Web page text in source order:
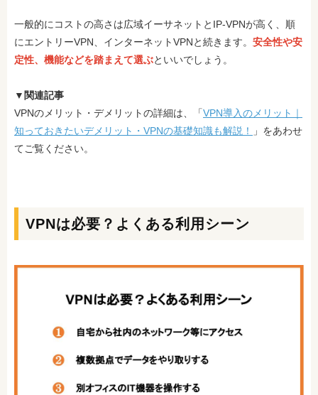
一般的にコストの高さは広域イーサネットとIP-VPNが高く、順
にエントリーVPN、インターネットVPNと続きます。 安全性や安
定性、機能などを踏まえて選ぶといいでしょう。
▼関連記事
VPNのメリット・デメリットの詳細は、「VPN導入のメリット｜
知っておきたいデメリット・VPNの基礎知識も解説！
」をあわせ
てご覧ください。
VPNは必要？よくある利用シーン